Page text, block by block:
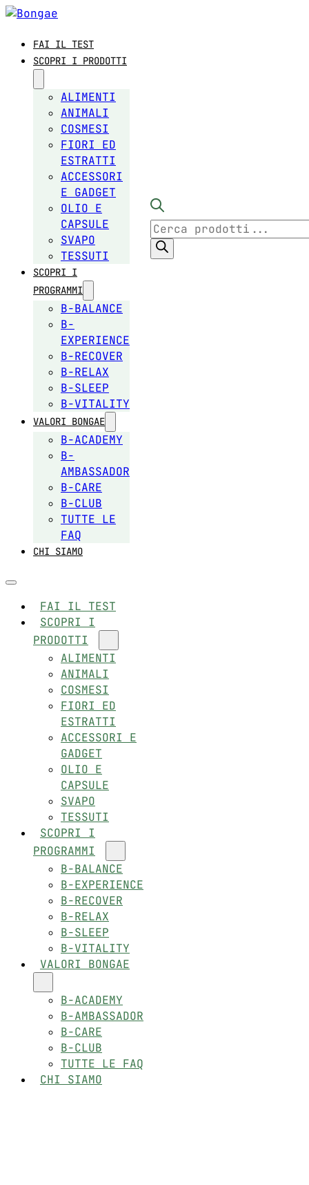
FAI IL TEST
SCOPRI I PRODOTTI
ALIMENTI
ANIMALI
COSMESI
FIORI ED
ESTRATTI
ACCESSORI
E GADGET
OLIO E
CAPSULE
SVAPO
TESSUTI
SCOPRI I
PROGRAMMI
B-BALANCE
B-
EXPERIENCE
B-RECOVER
B-RELAX
B-SLEEP
B-VITALITY
VALORI BONGAE
B-ACADEMY
B-
AMBASSADOR
B-CARE
B-CLUB
TUTTE LE
FAQ
CHI SIAMO
FAI IL TEST
SCOPRI I
PRODOTTI
ALIMENTI
ANIMALI
COSMESI
FIORI ED
ESTRATTI
ACCESSORI E
GADGET
OLIO E
CAPSULE
SVAPO
TESSUTI
SCOPRI I
PROGRAMMI
B-BALANCE
B-EXPERIENCE
B-RECOVER
B-RELAX
B-SLEEP
B-VITALITY
VALORI BONGAE
B-ACADEMY
B-AMBASSADOR
B-CARE
B-CLUB
TUTTE LE FAQ
CHI SIAMO
Products
search